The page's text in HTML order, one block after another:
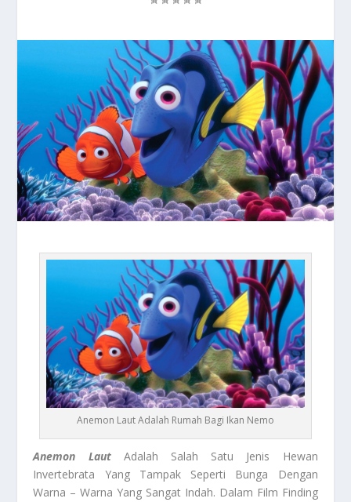
Anemon Laut Adalah Rumah Bagi Ikan Nemo
Anemon LautAdalah Salah Satu Jenis Hewan
Invertebrata Yang Tampak Seperti Bunga Dengan
Warna – Warna Yang Sangat Indah. Dalam Film Finding